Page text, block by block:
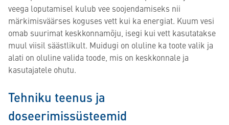
veega loputamisel kulub vee soojendamiseks nii
märkimisväärses koguses vett kui ka energiat. Kuum vesi
omab suurimat keskkonnamõju, isegi kui vett kasutatakse
muul viisil säästlikult. Muidugi on oluline ka toote valik ja
alati on oluline valida toode, mis on keskkonnale ja
kasutajatele ohutu.
Tehniku teenus ja
doseerimissüsteemid